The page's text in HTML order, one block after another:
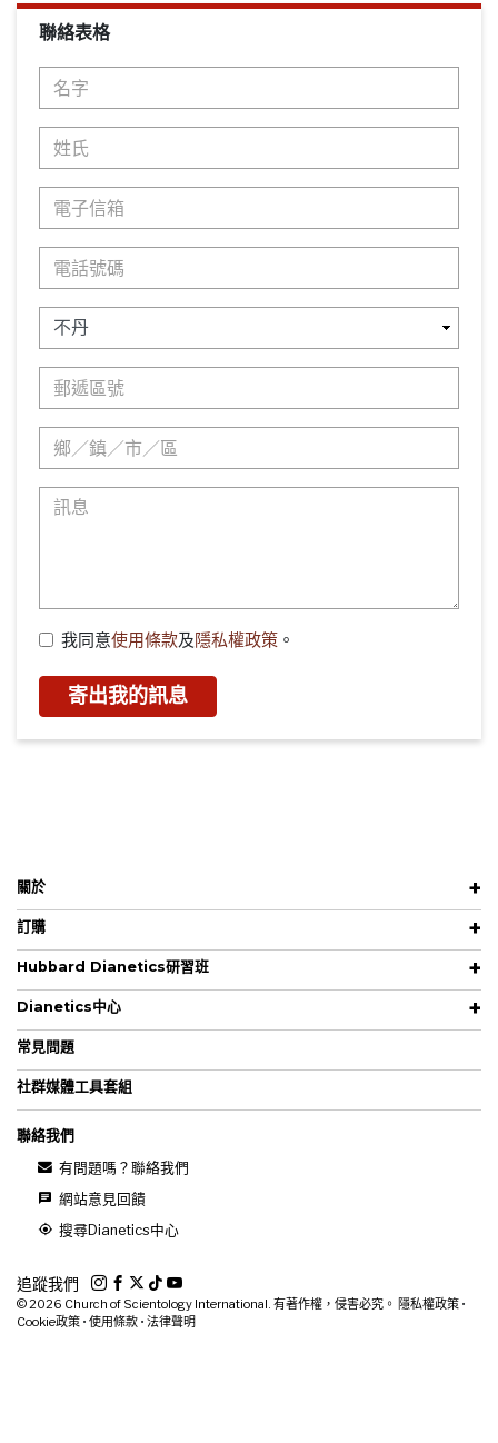
聯絡表格
我同意使用條款及隱私權政策 。
寄出我的訊息
關於
訂購
Hubbard Dianetics研習班
Dianetics中心
常見問題
社群媒體工具套組
聯絡我們
有問題嗎？聯絡我們
網站意見回饋
搜尋Dianetics中心
追蹤我們
© 2026 Church of Scientology International. 有著作權，侵害必究。 隱私權政策 •
Cookie政策 • 使用條款 • 法律聲明